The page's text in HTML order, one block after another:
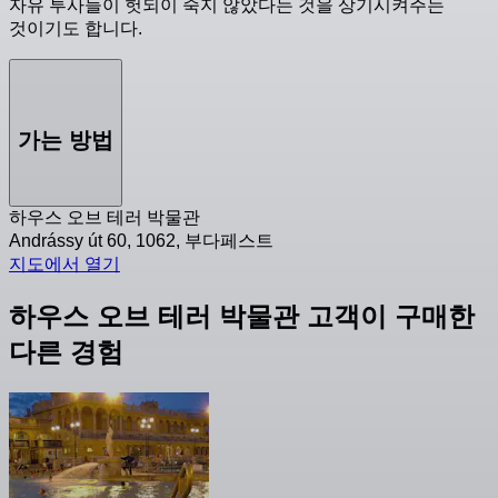
자유 투사들이 헛되이 죽지 않았다는 것을 상기시켜주는
것이기도 합니다.
가는 방법
하우스 오브 테러 박물관
Andrássy út 60, 1062, 부다페스트
지도에서 열기
하우스 오브 테러 박물관 고객이 구매한
다른 경험